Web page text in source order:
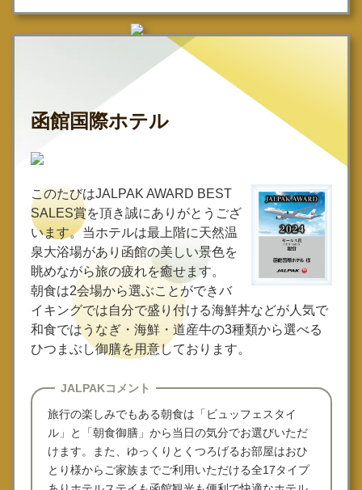
函館国際ホテル
このたびはJALPAK AWARD BEST
SALES賞を頂き誠にありがとうござ
います。当ホテルは最上階に天然温
泉大浴場があり函館の美しい景色を
眺めながら旅の疲れを癒せます。
朝食は2会場から選ぶことができバ
イキングでは自分で盛り付ける海鮮丼などが人気で
和食ではうなぎ・海鮮・道産牛の3種類から選べる
ひつまぶし御膳を用意しております。
JALPAKコメント
旅行の楽しみでもある朝食は「ビュッフェスタイ
ル」と「朝食御膳」から当日の気分でお選びいただ
けます。また、ゆっくりとくつろげるお部屋はおひ
とり様からご家族までご利用いただける全17タイプ